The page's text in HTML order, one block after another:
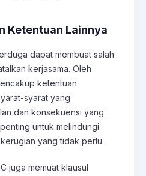
Ketentuan Lainnya
dapat membuat salah
kerjasama. Oleh
ketentuan
syarat yang
dan konsekuensi yang
untuk melindungi
yang tidak perlu.
juga memuat klausul